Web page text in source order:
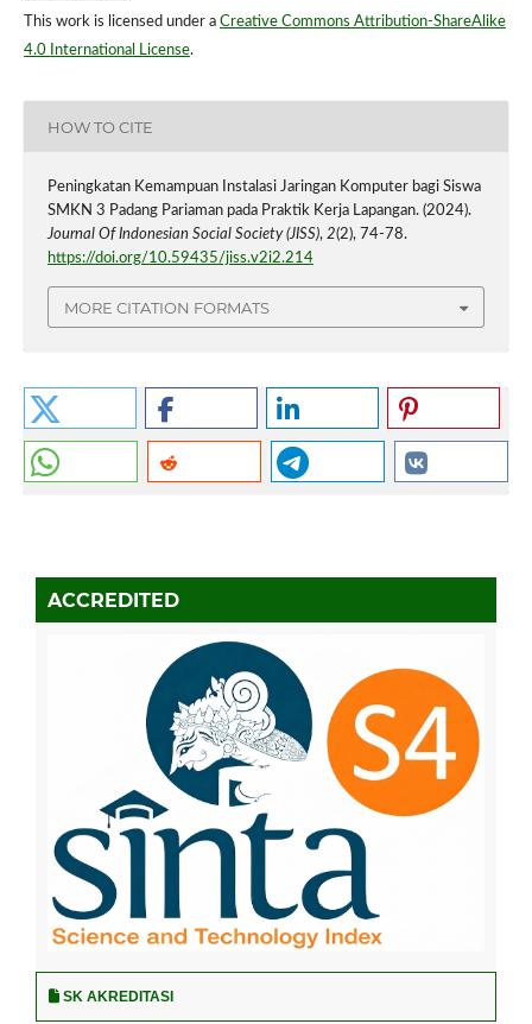
This work is licensed under a Creative Commons Attribution-ShareAlike
4.0 International License.
HOW TO CITE
Peningkatan Kemampuan Instalasi Jaringan Komputer bagi Siswa
SMKN 3 Padang Pariaman pada Praktik Kerja Lapangan. (2024).
Journal Of Indonesian Social Society (JISS), 2(2), 74-78.
https://doi.org/10.59435/jiss.v2i2.214
MORE CITATION FORMATS
ACCREDITED
SK AKREDITASI